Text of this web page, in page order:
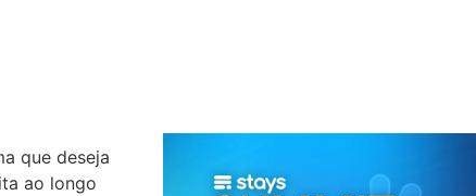
que deseja
ao longo